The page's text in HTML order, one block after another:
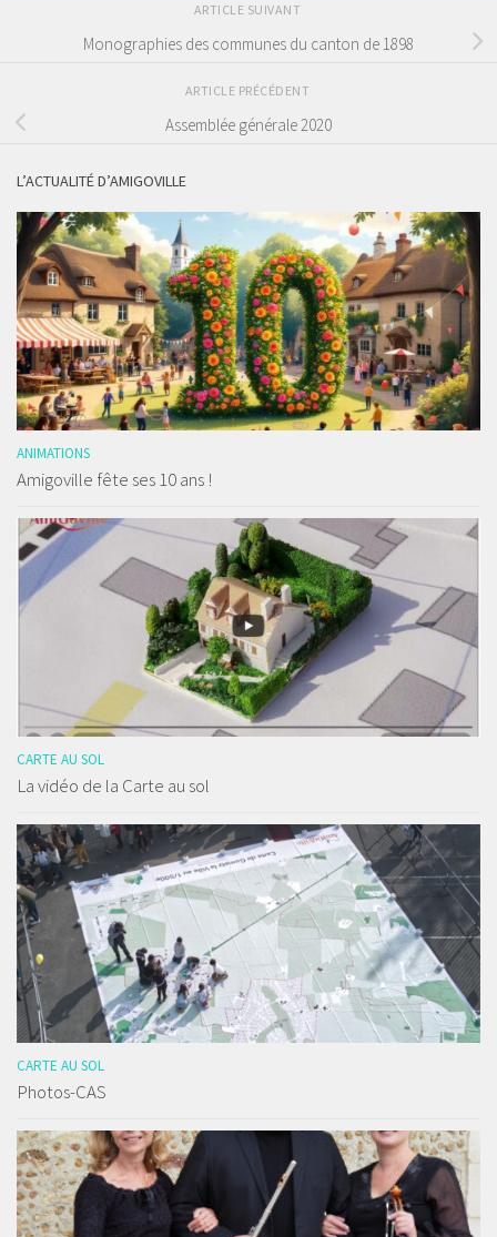
ARTICLE SUIVANT
Monographies des communes du canton de 1898
ARTICLE PRÉCÉDENT
Assemblée générale 2020
L’ACTUALITÉ D’AMIGOVILLE
ANIMATIONS
Amigoville fête ses 10 ans !
CARTE AU SOL
La vidéo de la Carte au sol
CARTE AU SOL
Photos-CAS